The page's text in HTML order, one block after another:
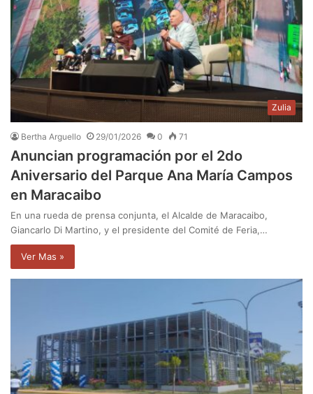
Zulia
Bertha Arguello 29/01/2026 0 71
Anuncian programación por el 2do
Aniversario del Parque Ana María Campos
en Maracaibo
En una rueda de prensa conjunta, el Alcalde de Maracaibo,
Giancarlo Di Martino, y el presidente del Comité de Feria,…
Ver Mas »